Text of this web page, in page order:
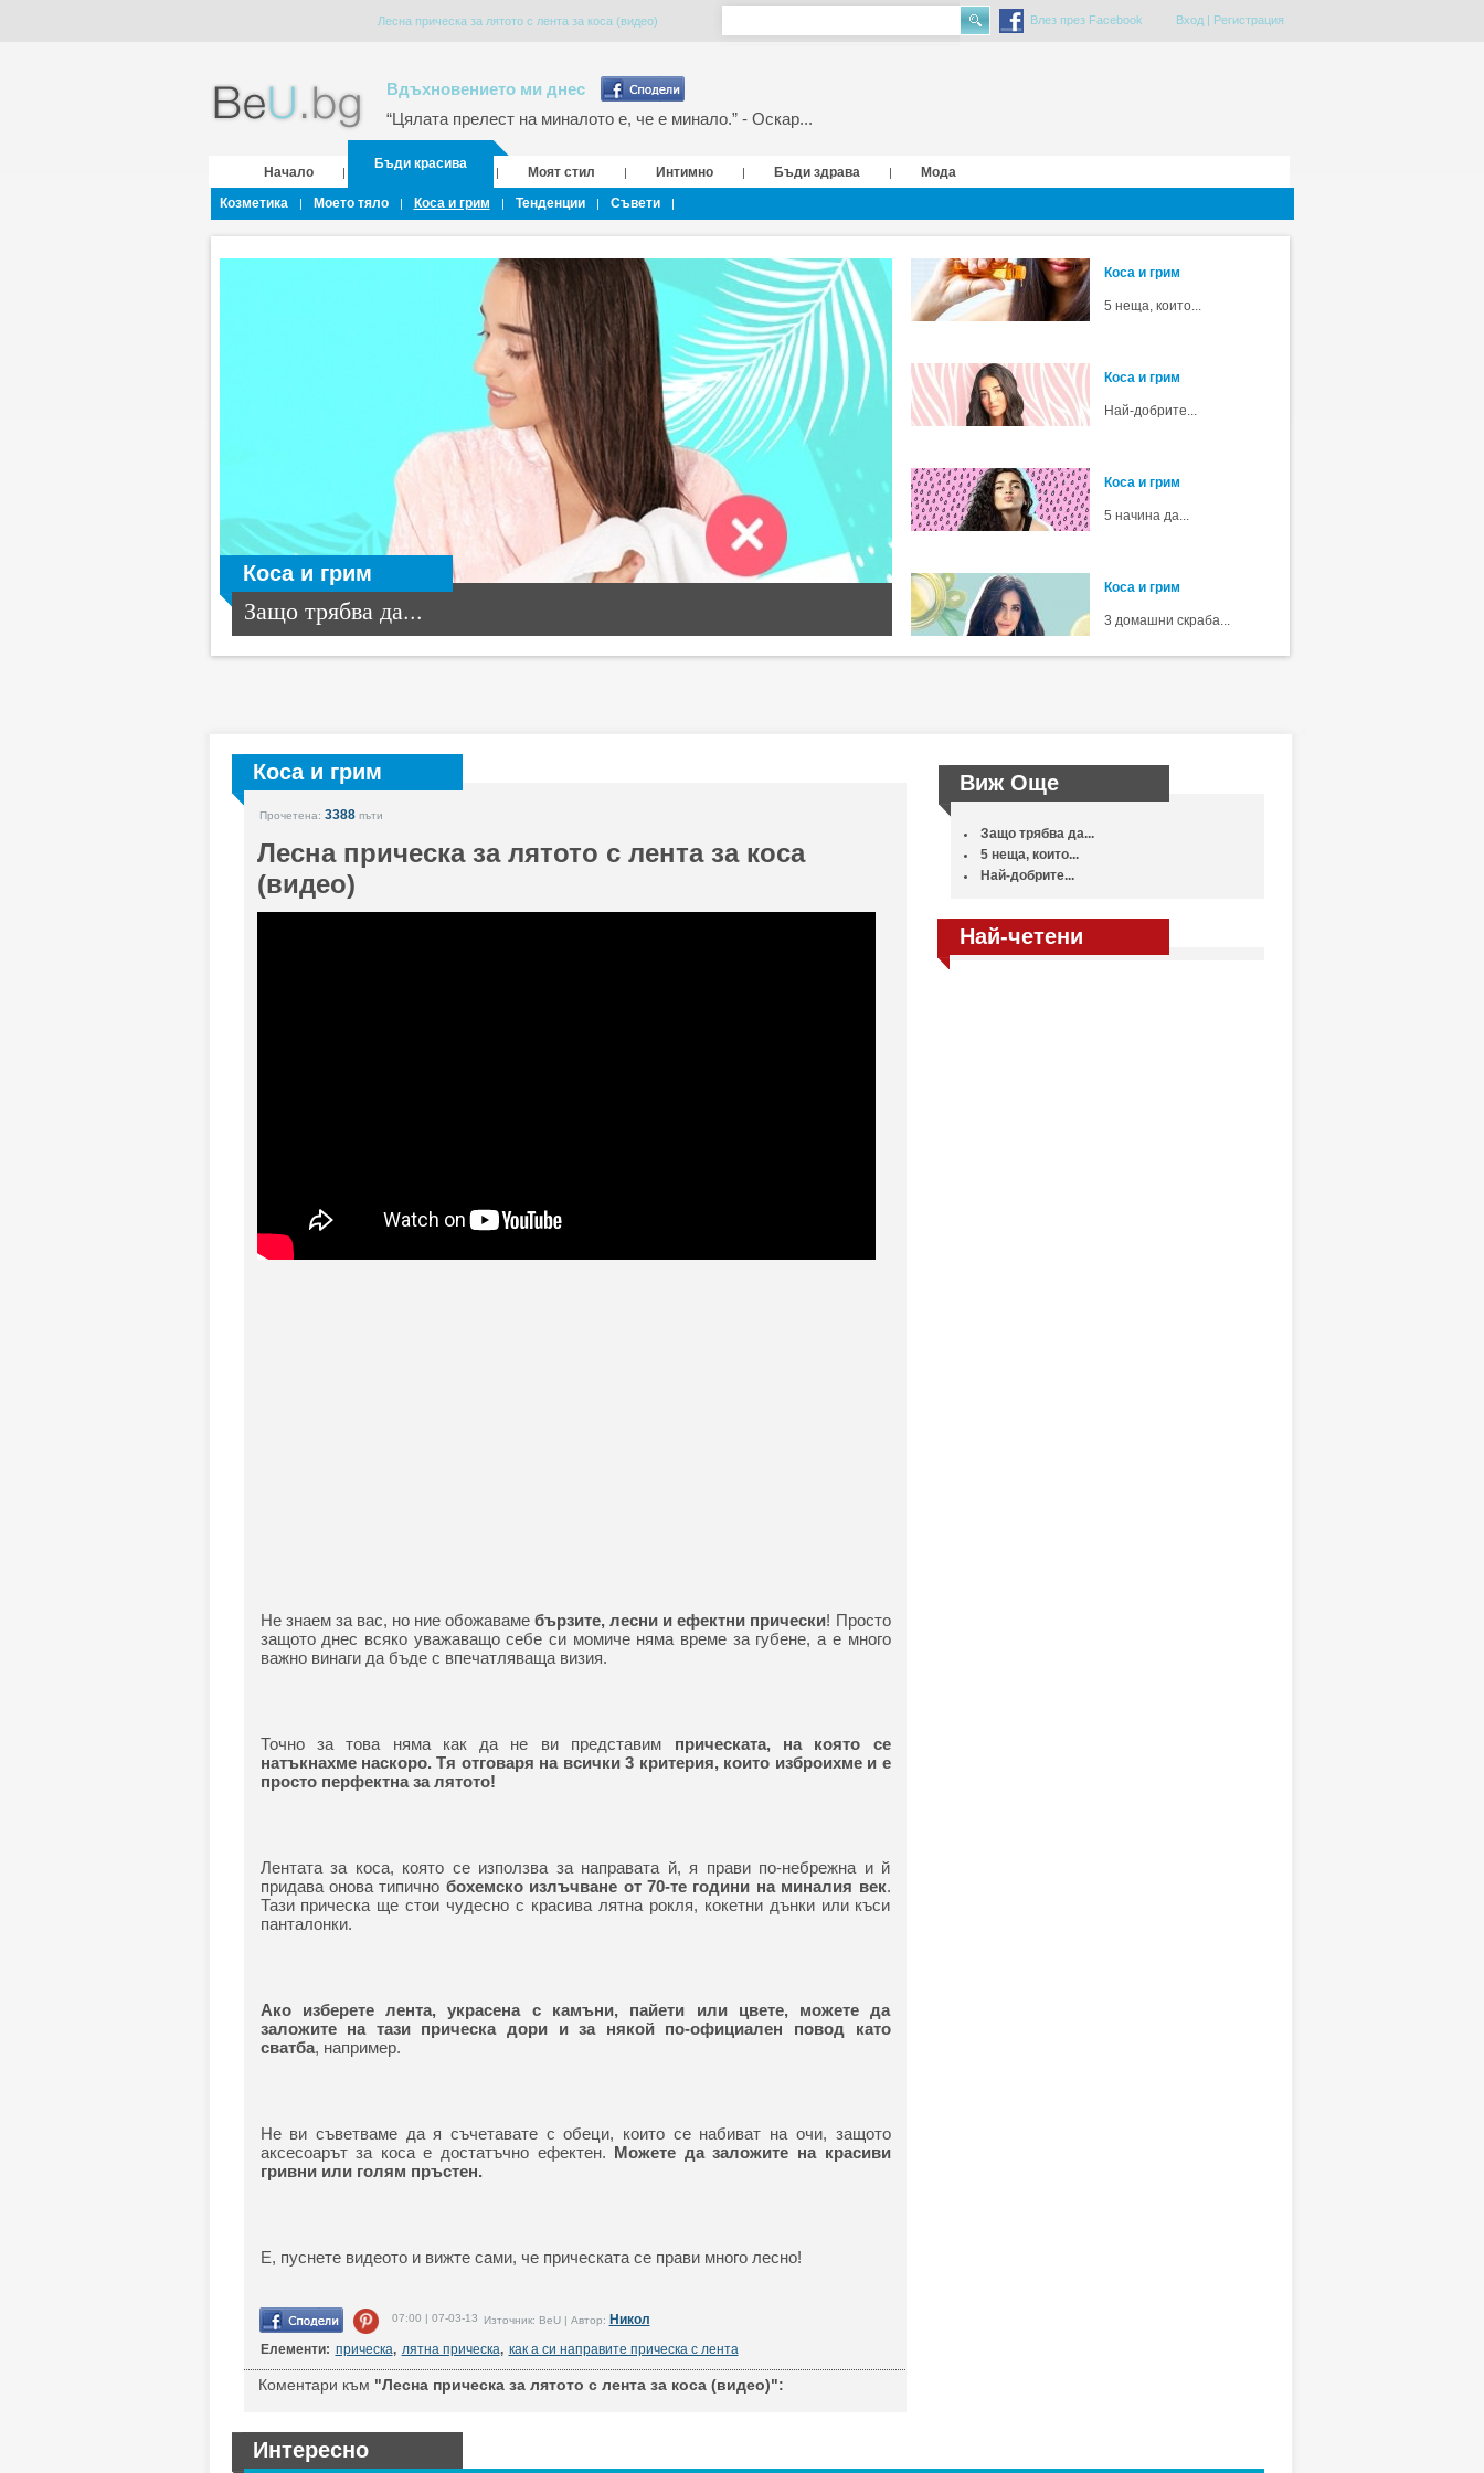
Лесна прическа за лятото с лента за коса (видео) Влез през Facebook Вход| Регистрация
Вдъхновението ми днес
“Цялата прелест на миналото е, че е минало.” - Оскар...
Начало |
Бъди красива
| Моят стил | Интимно | Бъди здрава |
Мода
Козметика
| Моето тяло | Коса и грим | Тенденции | Съвети |
Коса и грим
Защо трябва да...
Коса и грим
5 неща, които...
Коса и грим
Най-добрите...
Коса и грим
5 начина да...
Коса и грим
3 домашни скраба...
Коса и грим
Прочетена: 3388пъти
Лесна прическа за лятото с лента за коса
(видео)
Не знаем за вас, но ние обожавамебързите, лесни и ефектни прически! Просто
защото днес всяко уважаващо себе си момиче няма време за губене, а е много
важно винаги да бъде с впечатляваща визия.
Точно за това няма как да не ви представим прическата, на която се
натъкнахме наскоро. Тя отговаря на всички 3 критерия, които изброихме и е
просто перфектна за лятото!
Лентата за коса, която се използва за направата й, я прави по-небрежна и й
придава онова типично бохемско излъчване от 70-те години на миналия век.
Тази прическа ще стои чудесно с красива лятна рокля, кокетни дънки или къси
панталонки.
Ако изберете лента, украсена с камъни, пайети или цвете, можете да
заложите на тази прическа дори и за някой по-официален повод като
сватба, например.
Не ви съветваме да я съчетавате с обеци, които се набиват на очи, защото
аксесоарът за коса е достатъчно ефектен. Можете да заложите на красиви
гривни или голям пръстен.
Е, пуснете видеото и вижте сами, че прическата се прави много лесно!
07:00 | 07-03-13 Източник: BeU | Автор: Никол
Елементи: прическа, лятна прическа, как а си направите прическа с лента
Коментари към "Лесна прическа за лятото с лента за коса (видео)":
Виж Още
Защо трябва да...
5 неща, които...
Най-добрите...
Най-четени
Интересно